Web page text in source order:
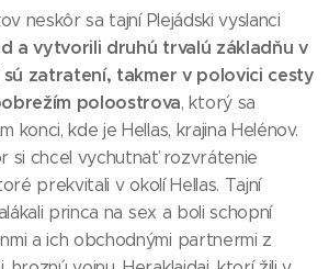
neskôr sa tajní Plejádski vyslanci
a vytvorili druhú trvalú základňu v
zatratení, takmer v polovici cesty
poloostrova, ktorý sa
konci, kde je Hellas, krajina Helénov.
si chcel vychutnať rozvrátenie
prekvitali v okolí Hellas. Tajní
princa na sex a boli schopní
a ich obchodnými partnermi z